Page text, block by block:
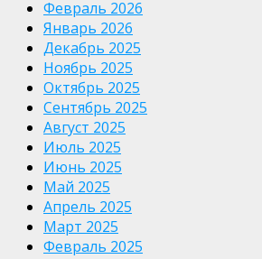
Февраль 2026
Январь 2026
Декабрь 2025
Ноябрь 2025
Октябрь 2025
Сентябрь 2025
Август 2025
Июль 2025
Июнь 2025
Май 2025
Апрель 2025
Март 2025
Февраль 2025